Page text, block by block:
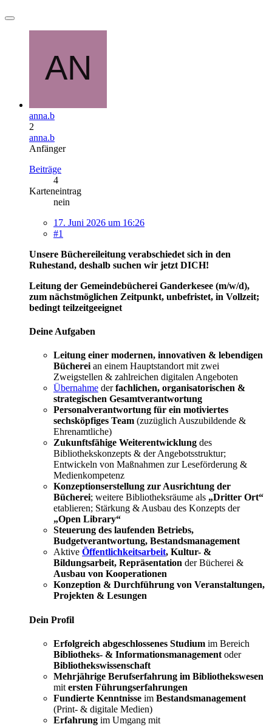
anna.b
2
anna.b
Anfänger
Beiträge
4
Karteneintrag
nein
17. Juni 2026 um 16:26
#1
Unsere Büchereileitung verabschiedet sich in den
Ruhestand, deshalb suchen wir jetzt DICH!
Leitung der Gemeindebücherei Ganderkesee (m/w/d),
zum nächstmöglichen Zeitpunkt, unbefristet, in Vollzeit;
bedingt teilzeitgeeignet
Deine Aufgaben
Leitung einer modernen, innovativen & lebendigen
Bücherei an einem Hauptstandort mit zwei
Zweigstellen & zahlreichen digitalen Angeboten
Übernahme derfachlichen, organisatorischen &
strategischen Gesamtverantwortung
Personalverantwortung für ein motiviertes
sechsköpfiges Team (zuzüglich Auszubildende &
Ehrenamtliche)
Zukunftsfähige Weiterentwicklung des
Bibliothekskonzepts & der Angebotsstruktur;
Entwickeln von Maßnahmen zur Leseförderung &
Medienkompetenz
Konzeptionserstellung zur Ausrichtung der
Bücherei; weitere Bibliotheksräume als „Dritter Ort“
etablieren; Stärkung & Ausbau des Konzepts der
„Open Library“
Steuerung des laufenden Betriebs,
Budgetverantwortung, Bestandsmanagement
Aktive Öffentlichkeitsarbeit, Kultur- &
Bildungsarbeit, Repräsentation der Bücherei &
Ausbau von Kooperationen
Konzeption & Durchführung von Veranstaltungen,
Projekten & Lesungen
Dein Profil
Erfolgreich abgeschlossenes Studium im Bereich
Bibliotheks- & Informationsmanagement oder
Bibliothekswissenschaft
Mehrjährige Berufserfahrung im Bibliothekswesen
mit ersten Führungserfahrungen
Fundierte Kenntnisse im Bestandsmanagement
(Print- & digitale Medien)
Erfahrung im Umgang mit